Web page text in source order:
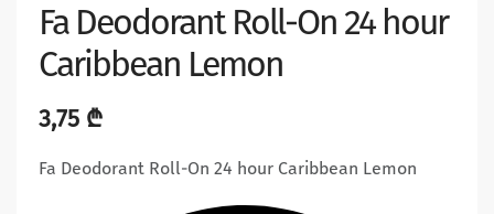
Fa Deodorant Roll-On 24 hour
Caribbean Lemon
3,75 ₾
Fa Deodorant Roll-On 24 hour Caribbean Lemon